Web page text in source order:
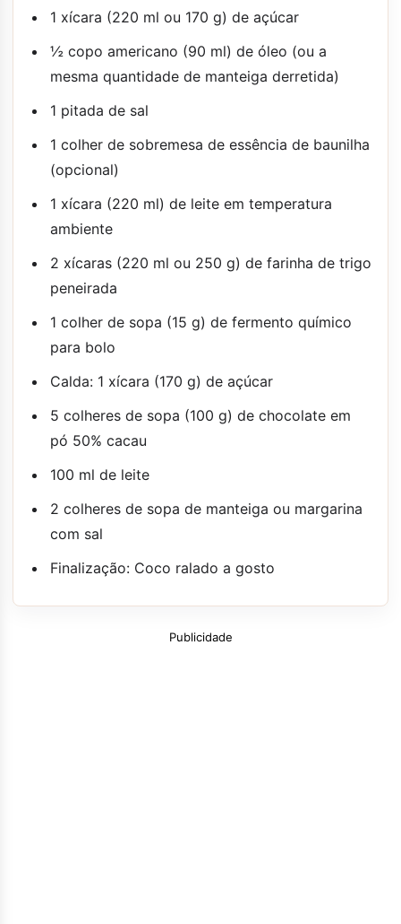
1 xícara (220 ml ou 170 g) de açúcar
½ copo americano (90 ml) de óleo (ou a
mesma quantidade de manteiga derretida)
1 pitada de sal
1 colher de sobremesa de essência de baunilha
(opcional)
1 xícara (220 ml) de leite em temperatura
ambiente
2 xícaras (220 ml ou 250 g) de farinha de trigo
peneirada
1 colher de sopa (15 g) de fermento químico
para bolo
Calda: 1 xícara (170 g) de açúcar
5 colheres de sopa (100 g) de chocolate em
pó 50% cacau
100 ml de leite
2 colheres de sopa de manteiga ou margarina
com sal
Finalização: Coco ralado a gosto
Publicidade